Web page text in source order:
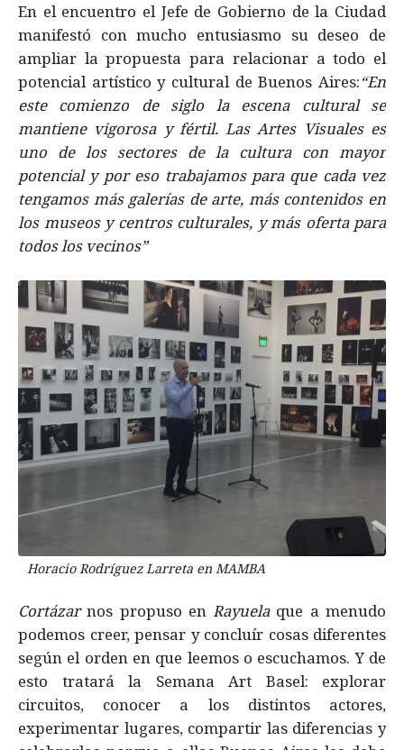
En el encuentro el Jefe de Gobierno de la Ciudad
manifestó con mucho entusiasmo su deseo de
ampliar la propuesta para relacionar a todo el
potencial artístico y cultural de Buenos Aires:“En
este comienzo de siglo la escena cultural se
mantiene vigorosa y fértil. Las Artes Visuales es
uno de los sectores de la cultura con mayor
potencial y por eso trabajamos para que cada vez
tengamos más galerías de arte, más contenidos en
los museos y centros culturales, y más oferta para
todos los vecinos”
Horacio Rodríguez Larreta en MAMBA
Cortázarnos propuso enRayuelaque a menudo
podemos creer, pensar y concluír cosas diferentes
según el orden en que leemos o escuchamos. Y de
esto tratará la Semana Art Basel: explorar
circuitos, conocer a los distintos actores,
experimentar lugares, compartir las diferencias y